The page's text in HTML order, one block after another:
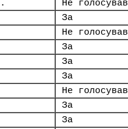
Не голосував
За
Не голосував
За
За
За
Не голосував
За
За